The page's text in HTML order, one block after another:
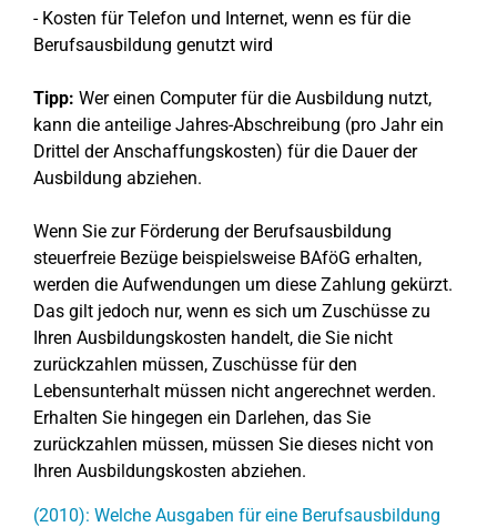
- Kosten für Telefon und Internet, wenn es für die
Berufsausbildung genutzt wird
Tipp: Wer einen Computer für die Ausbildung nutzt,
kann die anteilige Jahres-Abschreibung (pro Jahr ein
Drittel der Anschaffungskosten) für die Dauer der
Ausbildung abziehen.
Wenn Sie zur Förderung der Berufsausbildung
steuerfreie Bezüge beispielsweise BAföG erhalten,
werden die Aufwendungen um diese Zahlung gekürzt.
Das gilt jedoch nur, wenn es sich um Zuschüsse zu
Ihren Ausbildungskosten handelt, die Sie nicht
zurückzahlen müssen, Zuschüsse für den
Lebensunterhalt müssen nicht angerechnet werden.
Erhalten Sie hingegen ein Darlehen, das Sie
zurückzahlen müssen, müssen Sie dieses nicht von
Ihren Ausbildungskosten abziehen.
(2010): Welche Ausgaben für eine Berufsausbildung